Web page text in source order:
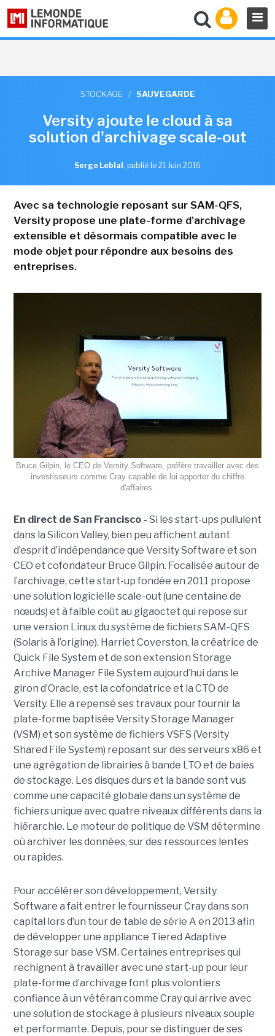
STOCKAGE / SAUVEGARDE
Versity ajoute le cloud à sa
solution d'archivage scale-out
Serge Leblal , publié le 21 Juin 2016
Avec sa technologie reposant sur SAM-QFS,
Versity propose une plate-forme d'archivage
extensible et désormais compatible avec le
mode objet pour répondre aux besoins des
entreprises.
Bruce Gilpin, le CEO de Versity Software, préfère travailler avec des
investisseurs comme Cray capable de lui apporter du chiffre
d'affaires.
En direct de San Francisco - Si les start-ups pullulent
dans la Silicon Valley, bien peu affichent autant
d’esprit d’indépendance que Versity Software et son
CEO et cofondateur Bruce Gilpin. Focalisée autour de
l’archivage, cette start-up fondée en 2011 propose
une solution logicielle scale-out (une centaine de
nœuds) et à faible coût au gigaoctet qui repose sur
une version Linux du système de fichiers SAM-QFS
(Solaris à l’origine). Harriet Coverston, la créatrice de
Quick File System et de son extension Storage
Archive Manager File System aujourd’hui dans le
giron d’Oracle, est la cofondatrice et la CTO de
Versity. Elle a repensé ses travaux pour fournir la
plate-forme baptisée Versity Storage Manager
(VSM) et son système de fichiers VSFS (Versity
Shared File System) reposant sur des serveurs x86 et
une agrégation de librairies à bande LTO et de baies
de stockage. Les disques durs et la bande sont vus
comme une capacité globale dans un système de
fichiers unique avec quatre niveaux différents dans la
hiérarchie. Le moteur de politique de VSM détermine
où archiver les données, sur des ressources lentes
ou rapides.
Pour accélérer son développement, Versity
Software a fait entrer le fournisseur Cray dans son
capital lors d’un tour de table de série A en 2013 afin
de développer une appliance Tiered Adaptive
Storage sur base VSM. Certaines entreprises qui
rechignent à travailler avec une start-up pour leur
plate-forme d’archivage font plus volontiers
confiance à un vétéran comme Cray qui arrive avec
une solution de stockage à plusieurs niveaux souple
et performante. Depuis, pour se distinguer de ses